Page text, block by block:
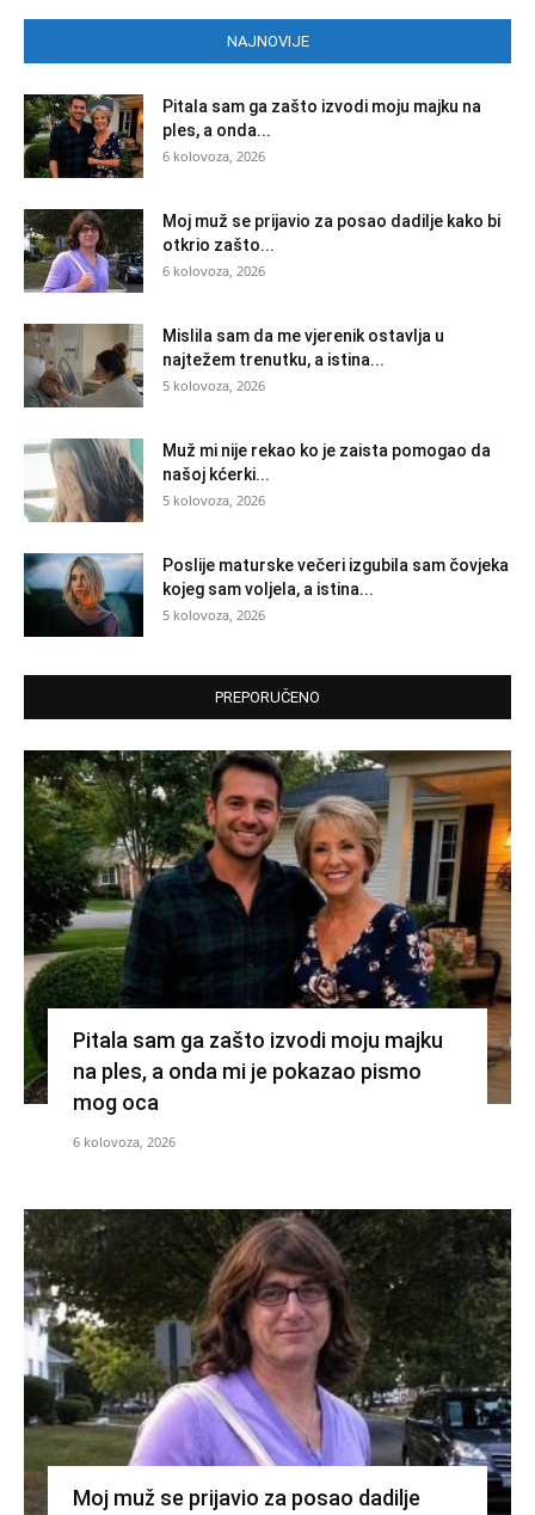
NAJNOVIJE
Pitala sam ga zašto izvodi moju majku na
ples, a onda...
6 kolovoza, 2026
Moj muž se prijavio za posao dadilje kako bi
otkrio zašto...
6 kolovoza, 2026
Mislila sam da me vjerenik ostavlja u
najtežem trenutku, a istina...
5 kolovoza, 2026
Muž mi nije rekao ko je zaista pomogao da
našoj kćerki...
5 kolovoza, 2026
Poslije maturske večeri izgubila sam čovjeka
kojeg sam voljela, a istina...
5 kolovoza, 2026
PREPORUČENO
Pitala sam ga zašto izvodi moju majku
na ples, a onda mi je pokazao pismo
mog oca
6 kolovoza, 2026
Moj muž se prijavio za posao dadilje